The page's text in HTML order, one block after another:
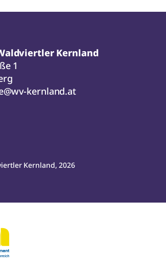
Kernland
1
kernland.at
Kernland, 2026